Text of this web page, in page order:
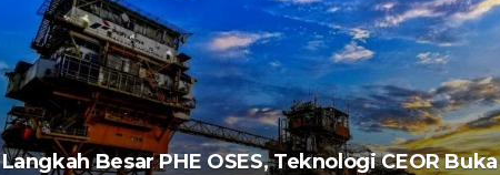
Langkah Besar PHE OSES, Teknologi CEOR Buka